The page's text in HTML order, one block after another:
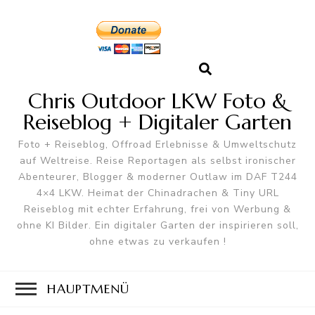
Chris Outdoor LKW Foto &
Reiseblog + Digitaler Garten
Foto + Reiseblog, Offroad Erlebnisse & Umweltschutz
auf Weltreise. Reise Reportagen als selbst ironischer
Abenteurer, Blogger & moderner Outlaw im DAF T244
4×4 LKW. Heimat der Chinadrachen & Tiny URL
Reiseblog mit echter Erfahrung, frei von Werbung &
ohne KI Bilder. Ein digitaler Garten der inspirieren soll,
ohne etwas zu verkaufen !
HAUPTMENÜ